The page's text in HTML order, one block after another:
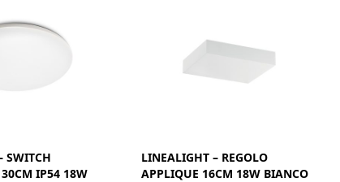
SWITCH
IP54 18W
LINEALIGHT – REGOLO
APPLIQUE 16CM 18W BIANCO